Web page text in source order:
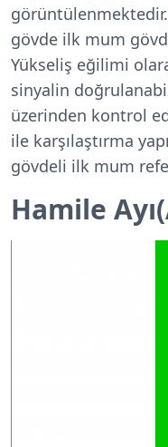
gövde ilk mum
Yükseliş eğilimi
sinyalin
üzerinden kontrol
ile karşılaştırma
gövdeli ilk mum
Hamile